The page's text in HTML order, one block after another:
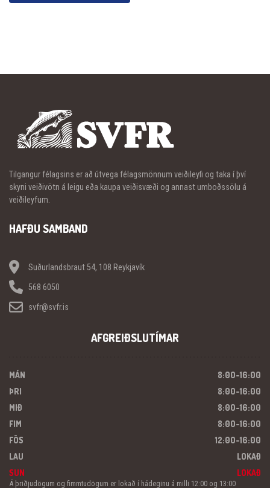
Tilgangur félagsins er að útvega félagsmönnum veiðileyfi og taka í því
skyni veiðivötn á leigu eða kaupa veiðisvæði og annast umboðssölu á
veiðileyfum.
HAFÐU SAMBAND
Suðurlandsbraut 54, 108 Reykjavík
568 6050
svfr@svfr.is
AFGREIÐSLUTÍMAR
MÁN
8:00-16:00
ÞRI
8:00-16:00
MIÐ
8:00-16:00
FIM
8:00-16:00
FÖS
12:00-16:00
LAU
LOKAÐ
SUN
LOKAÐ
Á þriðjudögum og fimmtudögum er lokað í hádeginu á milli 12:00 og 13:00